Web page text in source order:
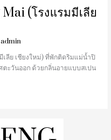
(โรงแรมมีเลีย
admin
ลีย เชียงใหม่) ที่พักติดริมแม่น้ำปิ
ตะวันออก ด้วยกลิ่นอายแบบสเปน